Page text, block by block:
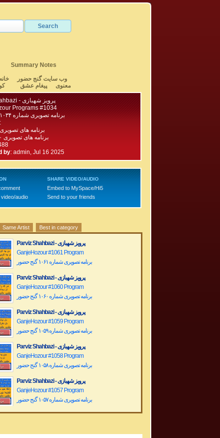
Summary Notes
وب سایت گنج حضور
خانه
معنوی
پیغام عشق
Parviz Shahbazi - پرویز شهبازی
Programs #1034
برنامه تصویری شماره ۱۰۳۴ گنج حضور
:
برنامه های
برنامه های تصویری ۱۱۰۰ - ۱۰۰۱
by: admin, Jul 16 2025
audio
SHARE VIDEO/AUDIO
Embed to MySpace/Hi5
Send to your friends
Same Artist Best in category
Parviz Shahbazi - پرویز شهبازی
GanjeHozour #1061 Program
برنامه تصویری شماره ۱۰۶۱ گنج حضور
Parviz Shahbazi - پرویز شهبازی
GanjeHozour #1060 Program
برنامه تصویری شماره ۱۰۶۰ گنج حضور
Parviz Shahbazi - پرویز شهبازی
GanjeHozour #1059 Program
برنامه تصویری شماره ۱۰۵۹ گنج حضور
Parviz Shahbazi - پرویز شهبازی
GanjeHozour #1058 Program
برنامه تصویری شماره ۱۰۵۸ گنج حضور
Parviz Shahbazi - پرویز شهبازی
GanjeHozour #1057 Program
برنامه تصویری شماره ۱۰۵۷ گنج حضور
Parviz Shahbazi - پرویز شهبازی
برنامه تصویری شماره ۱۰۵۶ گنج حضور